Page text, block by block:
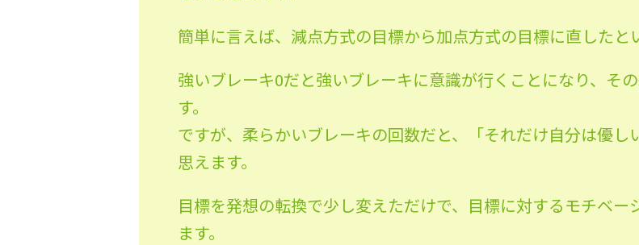
簡単に言えば、減点方式の目標から加点方式の目標に直したと
強いブレーキ0だと強いブレーキに意識が行くことになり、そ
す。
ですが、柔らかいブレーキの回数だと、「それだけ自分は優
思えます。
目標を発想の転換で少し変えただけで、目標に対するモチベ
ます。